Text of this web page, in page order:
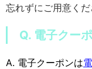
忘れずにご用意くだ
Q. 電子クー
A. 電子クーポンは